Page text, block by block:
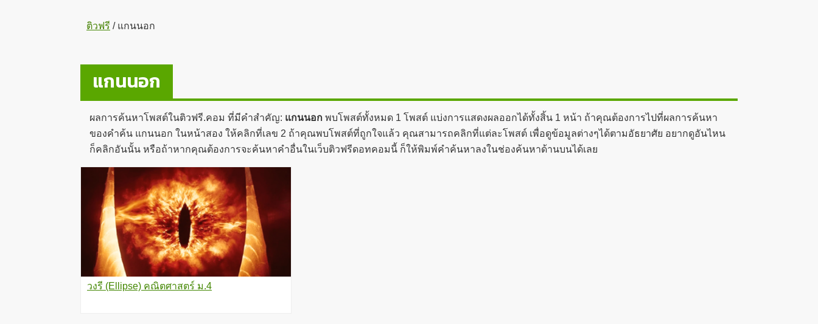
ติวฟรี /แกนนอก
แกนนอก
ผลการค้นหาโพสต์ในติวฟรี.คอม ที่มีคำสำคัญ: แกนนอก พบโพสต์ทั้งหมด 1 โพสต์ แบ่งการแสดงผลออกได้ทั้งสิ้น 1 หน้า ถ้าคุณต้องการไปที่ผลการค้นหา
ของคำค้น แกนนอก ในหน้าสอง ให้คลิกที่เลข 2 ถ้าคุณพบโพสต์ที่ถูกใจแล้ว คุณสามารถคลิกที่แต่ละโพสต์ เพื่อดูข้อมูลต่างๆได้ตามอัธยาศัย อยากดูอันไหน
ก็คลิกอันนั้น หรือถ้าหากคุณต้องการจะค้นหาคำอื่นในเว็บติวฟรีดอทคอมนี้ ก็ให้พิมพ์คำค้นหาลงในช่องค้นหาด้านบนได้เลย
วงรี (Ellipse) คณิตศาสตร์ ม.4